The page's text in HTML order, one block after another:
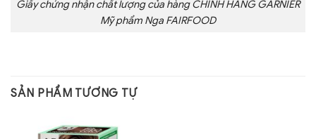
Giấy chứng nhận chất lượng của hàng CHÍNH HÃNG GARNIER
Mỹ phẩm Nga FAIRFOOD
SẢN PHẨM TƯƠNG TỰ